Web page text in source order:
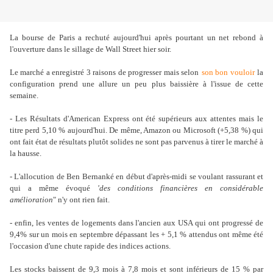
La bourse de Paris a rechuté aujourd'hui après pourtant un net rebond à
l'ouverture dans le sillage de Wall Street hier soir.
Le marché a enregistré 3 raisons de progresser mais selon son bon vouloir la
configuration prend une allure un peu plus baissière à l'issue de cette
semaine.
- Les Résultats d'American Express ont été supérieurs aux attentes mais le
titre perd 5,10 % aujourd'hui. De même, Amazon ou Microsoft (+5,38 %) qui
ont fait état de résultats plutôt solides ne sont pas parvenus à tirer le marché à
la hausse.
- L'allocution de Ben Bernanké en début d'après-midi se voulant rassurant et
qui a même évoqué 'des conditions financières en considérable
amélioration" n'y ont rien fait.
- enfin, les ventes de logements dans l'ancien aux USA qui ont progressé de
9,4% sur un mois en septembre dépassant les + 5,1 % attendus ont même été
l'occasion d'une chute rapide des indices actions.
Les stocks baissent de 9,3 mois à 7,8 mois et sont inférieurs de 15 % par